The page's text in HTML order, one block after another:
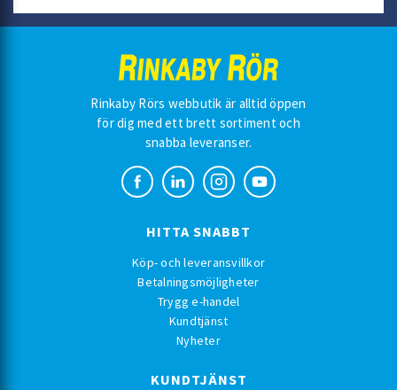
Rinkaby Rörs webbutik är alltid öppen
för dig med ett brett sortiment och
snabba leveranser.
HITTA SNABBT
Köp- och leveransvillkor
Betalningsmöjligheter
Trygg e-handel
Kundtjänst
Nyheter
KUNDTJÄNST